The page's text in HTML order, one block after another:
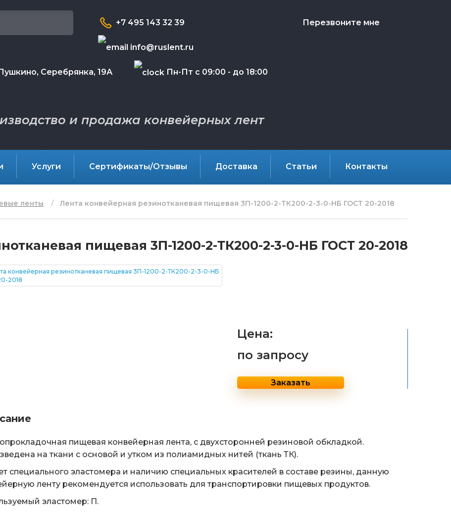
Пушкино, Серебрянка, 19А Пн-Пт с 09:00 - до 18:00
+7 495 143 32 39
info@ruslent.ru
Перезвоните мне
и продажа конвейерных лент
Услуги Сертификаты/Отзывы Доставка Статьи Контакты
ленты Лента конвейерная резинотканевая пищевая 3П-1200-2-ТК200-2-3-0-НБ ГОСТ 20-2018
пищевая 3П-1200-2-ТК200-2-3-0-НБ ГОСТ 20-2018
Цена:
по запросу
Заказать
пищевая конвейерная лента, с двухсторонней резиновой обкладкой.
на ткани с основой и утком из полиамидных нитей (ткань ТК).
специального эластомера и наличию специальных красителей в составе резины, данную
ленту рекомендуется использовать для транспортировки пищевых продуктов.
эластомер: П.